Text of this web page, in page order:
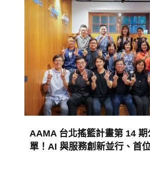
AAMA 台北搖籃計畫第 14 期
單！AI 與服務創新並行、首